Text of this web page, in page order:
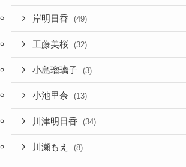
岸明日香 (49)
工藤美桜 (32)
小島瑠璃子 (3)
小池里奈 (13)
川津明日香 (34)
川瀬もえ (8)